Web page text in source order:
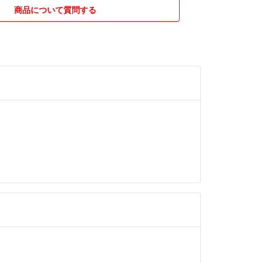
ていますので、ご確認ください。
商品について質問する